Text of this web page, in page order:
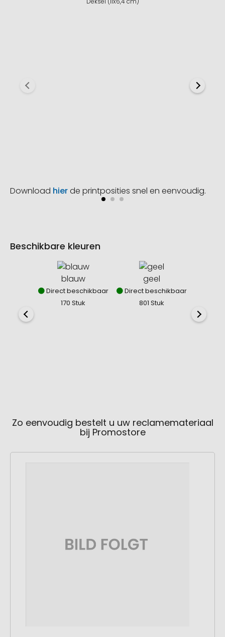
Download hierde printposities snel en eenvoudig.
Beschikbare kleuren
blauw
Direct beschikbaar
170 Stuk
geel
Direct beschikbaar
801 Stuk
Zo eenvoudig bestelt u uw reclamemateriaal
bij Promostore